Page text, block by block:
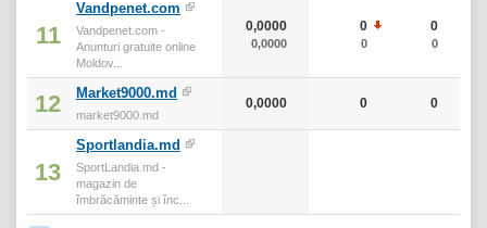
11
Vandpenet.com
Vandpenet.com -
Anunturi gratuite online
Moldov...
0,0000
0,0000
0
0
0
0
12 Market9000.md
market9000.md
0,0000 0 0
13
Sportlandia.md
SportLandia.md -
magazin de
îmbrăcăminte și înc...